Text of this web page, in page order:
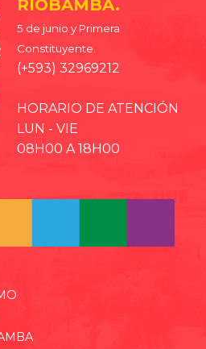
RIOBAMBA.
5 de junio y Primera
Constituyente.
(+593) 32969212
HORARIO DE ATENCIÓN
LUN - VIE
08H00 A 18H00